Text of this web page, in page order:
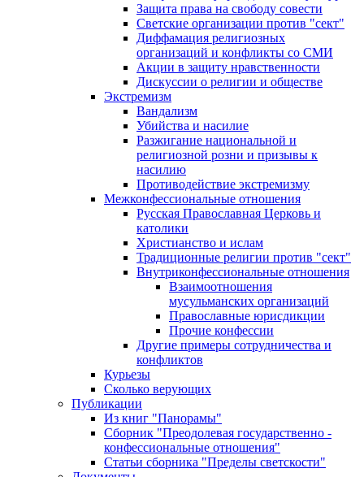
Защита права на свободу совести
Светские организации против "сект"
Диффамация религиозных
организаций и конфликты со СМИ
Акции в защиту нравственности
Дискуссии о религии и обществе
Экстремизм
Вандализм
Убийства и насилие
Разжигание национальной и
религиозной розни и призывы к
насилию
Противодействие экстремизму
Межконфессиональные отношения
Русская Православная Церковь и
католики
Христианство и ислам
Традиционные религии против "сект"
Внутриконфессиональные отношения
Взаимоотношения
мусульманских организаций
Православные юрисдикции
Прочие конфессии
Другие примеры сотрудничества и
конфликтов
Курьезы
Сколько верующих
Публикации
Из книг "Панорамы"
Сборник "Преодолевая государственно -
конфессиональные отношения"
Статьи сборника "Пределы светскости"